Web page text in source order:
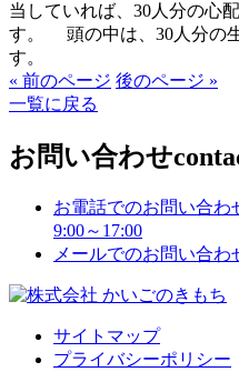
当していれば、30人分の心
す。 頭の中は、30人分の
す。
« 前のページ 後のページ »
一覧に戻る
お問い合わせ
お電話でのお問い合わ
9:00～17:00
メールでのお問い合わ
サイトマップ
プライバシーポリシー